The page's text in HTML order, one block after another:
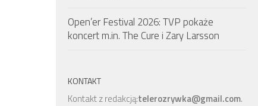
Open’er Festival 2026: TVP pokaże
koncert m.in. The Cure i Zary Larsson
KONTAKT
Kontakt z redakcją:telerozrywka@gmail.com.